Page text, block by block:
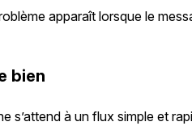
apparaît lorsque le
bien
s’attend à un flux simple et